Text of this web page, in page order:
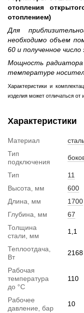
отопления
отоплением)
Для
необходимо объем
60 и полученное
Мощность радиатора
температуре
Характеристики и
изделия может отличаться от
Характеристики
Материал
Тип
подключения
Тип
11
Высота, мм
600
Длина, мм
1700
Глубина, мм
67
Толщина
стали, мм
1,1
Теплоотдача,
Вт
2168
Рабочая
температура
до °С
110
Рабочее
давление, бар
10